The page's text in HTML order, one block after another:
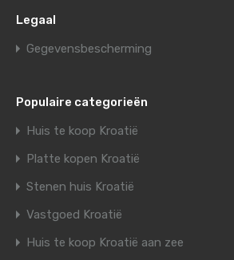
Legaal
Gegevensbescherming
Populaire categorieën
Huis te koop Kroatië
Platte kopen Kroatië
Stenen huis Kroatië
Vastgoed Kroatië
Huis te koop Kroatië aan zee